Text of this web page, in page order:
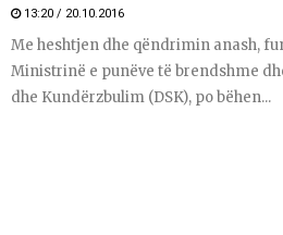
13:20 / 20.10.2016
Me heshtjen dhe qëndrimin anash,
Ministrinë e punëve të brendshme
dhe Kundërzbulim (DSK), po bëhen...